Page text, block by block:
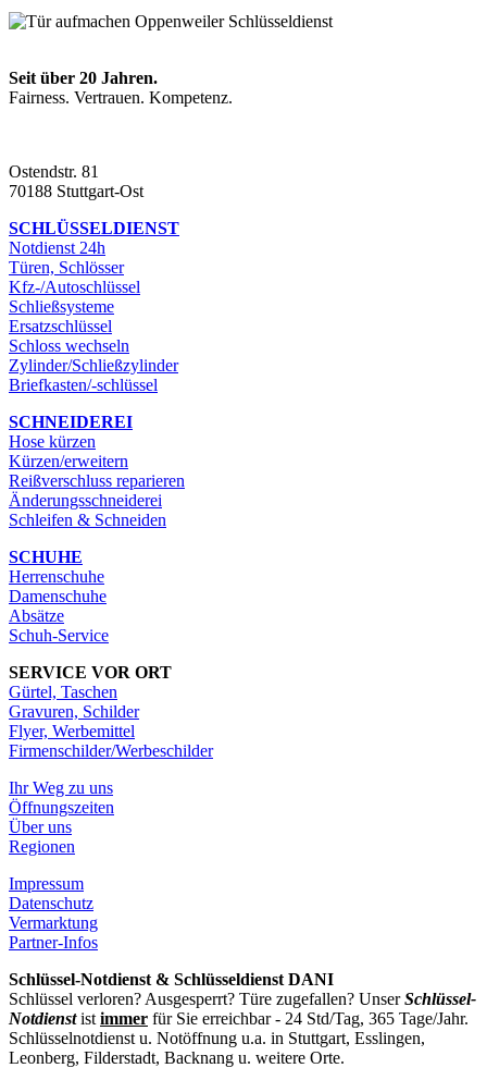
Seit über 20 Jahren.
Fairness. Vertrauen. Kompetenz.
Ostendstr. 81
70188 Stuttgart-Ost
SCHLÜSSELDIENST
Notdienst 24h
Türen, Schlösser
Kfz-/Autoschlüssel
Schließsysteme
Ersatzschlüssel
Schloss wechseln
Zylinder/Schließzylinder
Briefkasten/-schlüssel
SCHNEIDEREI
Hose kürzen
Kürzen/erweitern
Reißverschluss reparieren
Änderungsschneiderei
Schleifen & Schneiden
SCHUHE
Herrenschuhe
Damenschuhe
Absätze
Schuh-Service
SERVICE VOR ORT
Gürtel, Taschen
Gravuren, Schilder
Flyer, Werbemittel
Firmenschilder/Werbeschilder
Ihr Weg zu uns
Öffnungszeiten
Über uns
Regionen
Impressum
Datenschutz
Vermarktung
Partner-Infos
Schlüssel-Notdienst & Schlüsseldienst DANI
Schlüssel verloren? Ausgesperrt? Türe zugefallen? UnserSchlüssel-
Notdienstist immer für Sie erreichbar - 24 Std/Tag, 365 Tage/Jahr.
Schlüsselnotdienst u. Notöffnung u.a. in Stuttgart, Esslingen,
Leonberg, Filderstadt, Backnang u. weitere Orte.